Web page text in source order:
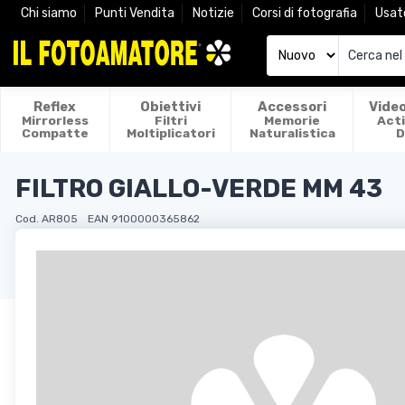
Chi siamo Punti Vendita Notizie Corsi di fotografia
Reflex
Mirrorless
Compatte
Obiettivi
Filtri
Moltiplicatori
Accessori
Memorie
Naturalistica
FILTRO GIALLO-VERDE MM 43
Cod. AR805 EAN 9100000365862